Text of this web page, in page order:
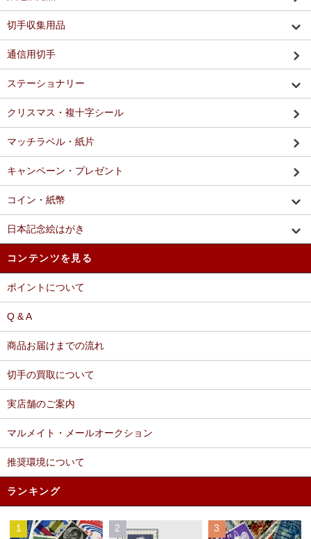
切手収集用品
通信用切手
ステーショナリー
クリスマス・複十字シール
マッチラベル・紙片
キャンペーン・プレゼント
コイン・紙幣
日本記念絵はがき
コンテンツを見る
ポイントについて
Q & A
商品お届けまでの流れ
切手の買取について
実店舗のご案内
マルメイト・メールオークション
推奨環境について
ランキング
1 2 3